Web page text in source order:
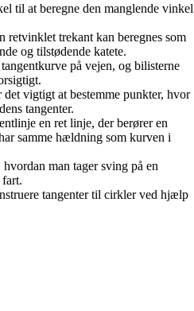
til at beregne den manglende vinkel
retvinklet trekant kan beregnes som
og tilstødende katete.
på vejen, og bilisterne
vigtigt at bestemme punkter, hvor
tangenter.
en ret linje, der berører en
samme hældning som kurven i
man tager sving på en
fart.
tangenter til cirkler ved hjælp